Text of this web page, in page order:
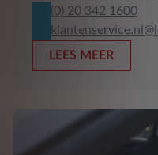
(0) 20 342 1600
LEES MEER